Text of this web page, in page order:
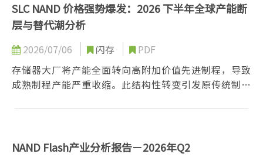
SLC NAND 价格强势爆发：2026 下半年全球产能断
层与替代潮分析
2026/07/06 闪存
PDF
存储器大厂将产能全面转向高附加价值先进制程，导致
成熟制程产能严重收缩。此结构性转变引发原传统制程
下，改以SLC作为替代方案。在需求外溢与供给断层双
性上涨，市场规模由出货量驱动转为价格驱动。
NAND Flash产业分析报告－2026年Q2